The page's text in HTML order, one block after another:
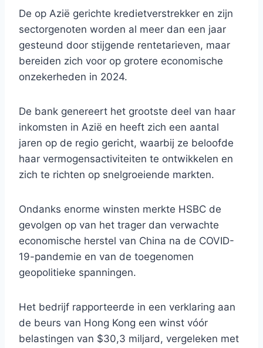
De op Azië gerichte kredietverstrekker en zijn
sectorgenoten worden al meer dan een jaar
gesteund door stijgende rentetarieven, maar
bereiden zich voor op grotere economische
onzekerheden in 2024.
De bank genereert het grootste deel van haar
inkomsten in Azië en heeft zich een aantal
jaren op de regio gericht, waarbij ze beloofde
haar vermogensactiviteiten te ontwikkelen en
zich te richten op snelgroeiende markten.
Ondanks enorme winsten merkte HSBC de
gevolgen op van het trager dan verwachte
economische herstel van China na de COVID-
19-pandemie en van de toegenomen
geopolitieke spanningen.
Het bedrijf rapporteerde in een verklaring aan
de beurs van Hong Kong een winst vóór
belastingen van $30,3 miljard, vergeleken met